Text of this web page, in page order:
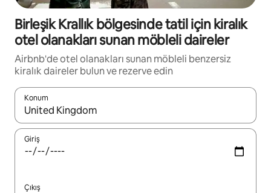
Birleşik Krallık bölgesinde tatil için kiralık
otel olanakları sunan möbleli daireler
Airbnb'de otel olanakları sunan möbleli benzersiz
kiralık daireler bulun ve rezerve edin
Konum
Sonuçlar kullanılabilir olduğunda yukarı ve aşağı oklarıyla
Giriş
Çıkış